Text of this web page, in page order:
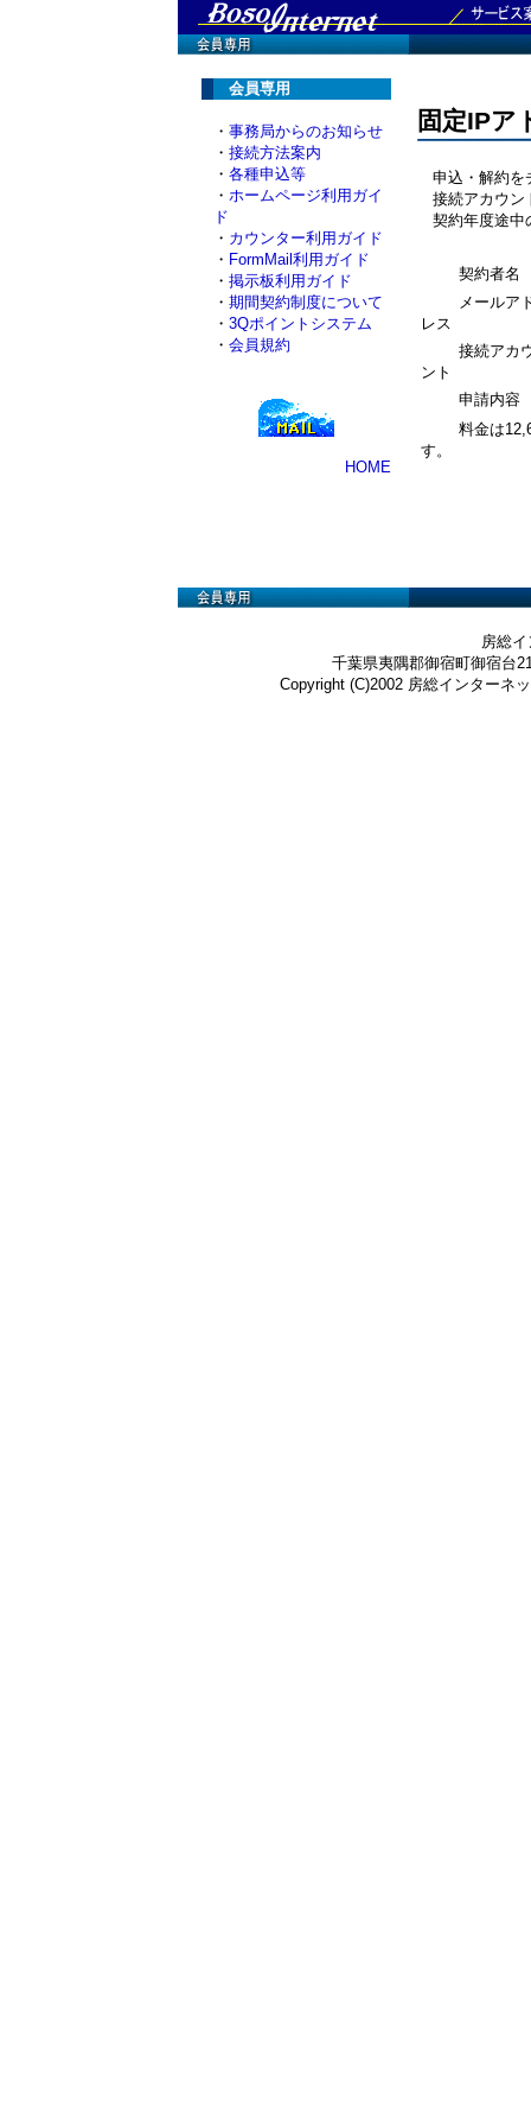
会員専用
・ 事務局からのお知らせ
・ 接続方法案内
・ 各種申込等
・ ホームページ利用ガイ
ド
・ カウンター利用ガイド
・ FormMail利用ガイド
・ 掲示板利用ガイド
・ 期間契約制度について
・ 3Qポイントシステム
・ 会員規約
HOME
固定IPア
申込・解約を
接続アカウン
契約年度途中
契約者名
メールア
レス
接続アカ
ント
申請内容
料金は
す。
房総
千葉県夷隅郡御宿町御宿台
Copyright (C)2002 房総インターネ